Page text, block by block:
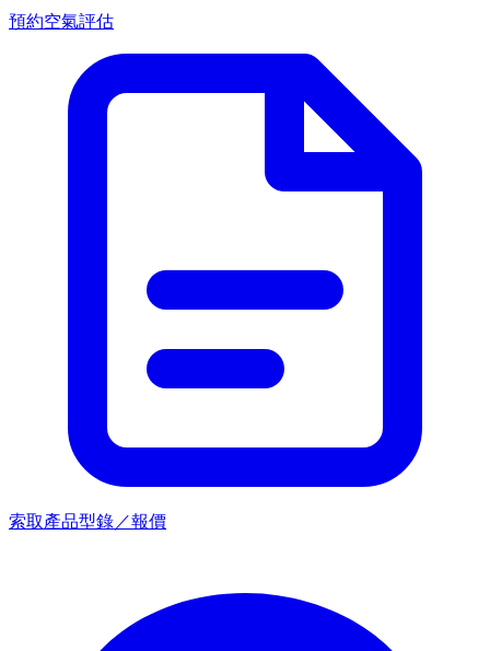
預約空氣評估
索取產品型錄／報價